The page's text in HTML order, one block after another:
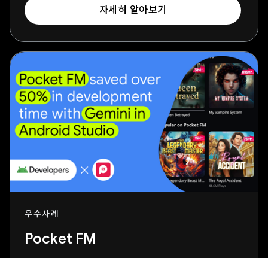
자세히 알아보기
우수사례
Pocket FM